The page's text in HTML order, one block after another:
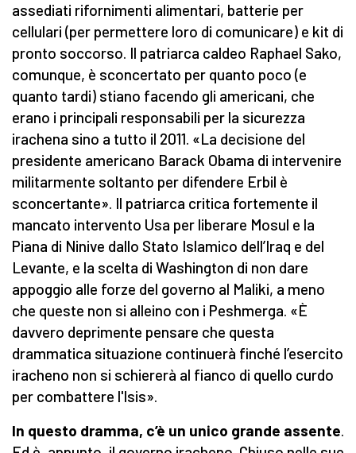
assediati rifornimenti alimentari, batterie per
cellulari (per permettere loro di comunicare) e kit di
pronto soccorso. Il patriarca caldeo Raphael Sako,
comunque, è sconcertato per quanto poco (e
quanto tardi) stiano facendo gli americani, che
erano i principali responsabili per la sicurezza
irachena sino a tutto il 2011. «La decisione del
presidente americano Barack Obama di intervenire
militarmente soltanto per difendere Erbil è
sconcertante». Il patriarca critica fortemente il
mancato intervento Usa per liberare Mosul e la
Piana di Ninive dallo Stato Islamico dell’Iraq e del
Levante, e la scelta di Washington di non dare
appoggio alle forze del governo al Maliki, a meno
che queste non si alleino con i Peshmerga. «È
davvero deprimente pensare che questa
drammatica situazione continuerà finché l’esercito
iracheno non si schiererà al fianco di quello curdo
per combattere l'Isis».
In questo dramma, c’è un unico grande assente.